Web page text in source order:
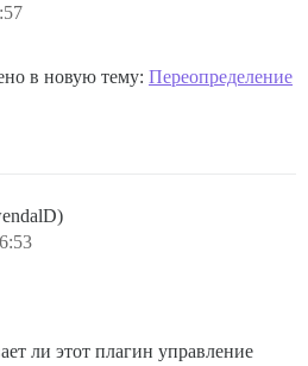
в новую тему: Переопределение
ли этот плагин управление